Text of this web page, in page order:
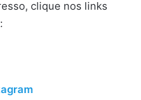
clique nos links